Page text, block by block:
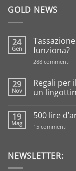
GOLD NEWS
24
Gen
funziona?
288 commenti
da
29
Nov
Regali per
un
su
per
oro?
Scegli
19
Mag
500 lire
15 commenti
NEWSLETTER: